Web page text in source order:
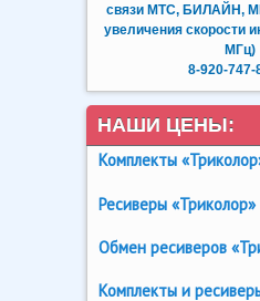
связи МТС, БИЛАЙН,
увеличения скорости
МГц)
8-920-747-
НАШИ ЦЕНЫ:
Комплекты
Ресиверы «Триколор»
Обмен ресиверов
Комплекты и